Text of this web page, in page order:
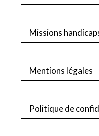
Missions
Mentions légales
Politique de